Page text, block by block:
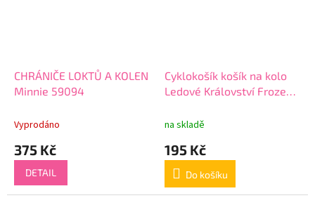
CHRÁNIČE LOKTŮ A KOLEN
Minnie 59094
Vyprodáno
375 Kč
DETAIL
Cyklokošík košík na kolo
Ledové Království Frozen
59229
na skladě
195 Kč
Do košíku